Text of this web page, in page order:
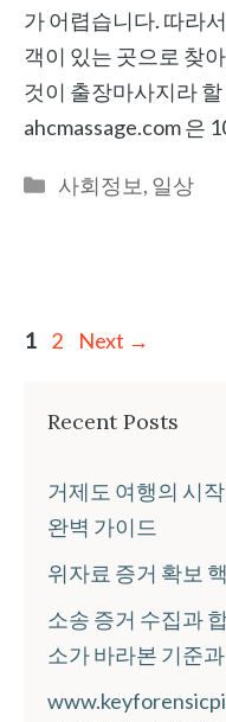
가 어렵습니다. 따라
객이 있는 곳으로 찾
것이 출장마사지라
ahcmassage.com 은
Categories
사회정보, 일상
Page
1 Page
2 Next →
Recent Posts
거제도 여행의 시
완벽 가이드
위자료 증거 확보
소송 증거 수집과
소가 바라본 기준